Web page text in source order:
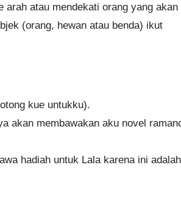
atau mendekati orang yang akan
(orang, hewan atau benda) ikut
kue untukku).
akan membawakan aku novel
hadiah untuk Lala karena ini adalah